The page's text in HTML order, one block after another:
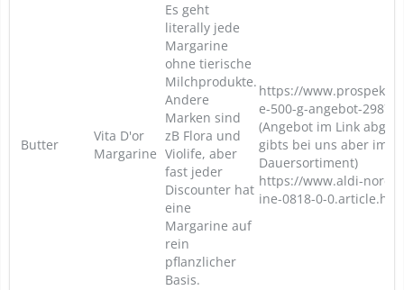
Butter
Vita D'or
Margarine
Es geht
literally jede
Margarine
ohne tierische
Milchprodukte.
Andere
Marken sind
zB Flora und
Violife, aber
fast jeder
Discounter hat
eine
Margarine auf
rein
pflanzlicher
Basis.
https://
e-500-g-angebot-
(Angebot im Link
gibts bei uns aber im
Dauersortiment)
https://www.aldi-
ine-0818-0-